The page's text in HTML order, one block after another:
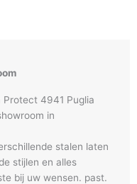
Protect 4941 Puglia
in
stalen laten
stijlen en alles
bij uw wensen. past.